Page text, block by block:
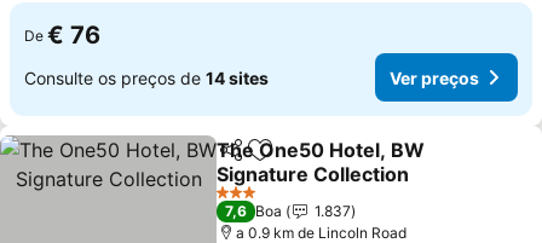
De € 76
Consulte os preços de 14 sites Ver preços
PartilharAdicionar aos favoritos
The One50 Hotel, BW
Signature Collection
3 Estrelas
7,6 Boa
1.837
a 0.9 km de Lincoln Road